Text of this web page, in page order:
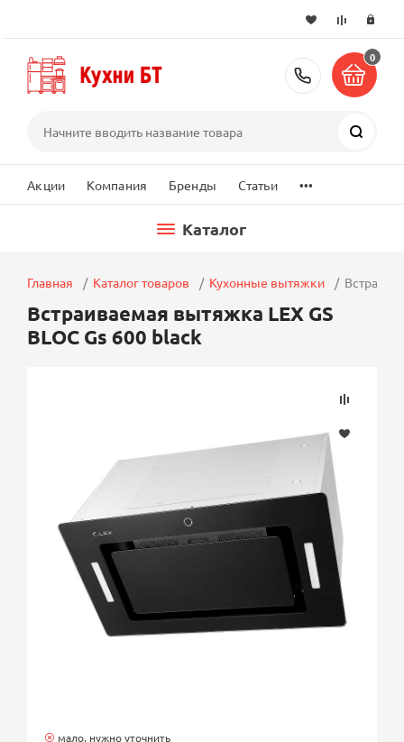
+7 (495)
0
Акции Компания Бренды Статьи ...
Каталог
Главная Каталог товаров Кухонные вытяжки
Встраиваемая вытяжка LEX GS
BLOC Gs 600 black
мало, нужно уточнить